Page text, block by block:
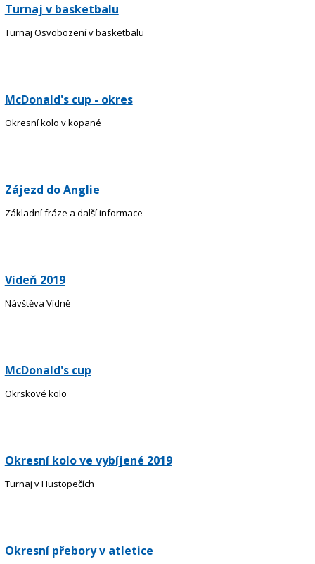
Turnaj v basketbalu
Turnaj Osvobození v basketbalu
McDonald's cup - okres
Okresní kolo v kopané
Zájezd do Anglie
Základní fráze a další informace
Vídeň 2019
Návštěva Vídně
McDonald's cup
Okrskové kolo
Okresní kolo ve vybíjené 2019
Turnaj v Hustopečích
Okresní přebory v atletice